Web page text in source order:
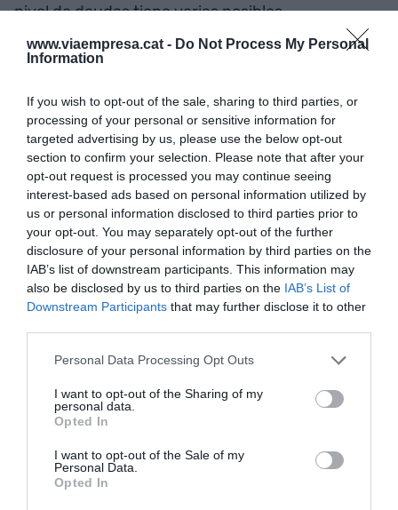
www.viaempresa.cat - Do Not Process My Personal
Information
If you wish to opt-out of the sale, sharing to third parties, or
processing of your personal or sensitive information for
targeted advertising by us, please use the below opt-out
section to confirm your selection. Please note that after your
opt-out request is processed you may continue seeing
interest-based ads based on personal information utilized by
us or personal information disclosed to third parties prior to
your opt-out. You may separately opt-out of the further
disclosure of your personal information by third parties on the
IAB’s list of downstream participants. This information may
also be disclosed by us to third parties on the IAB’s List of
Downstream Participants that may further disclose it to other
Personal Data Processing Opt Outs
I want to opt-out of the Sharing of my
personal data.
Opted In
I want to opt-out of the Sale of my
Personal Data.
Opted In
nivel de deudas tiene varias posibles
explicaciones entre las que el estudio destaca la
menor aversión al riesgo de las mujeres, que las
múltiples que tiene cualquier decisión y que los
consejos con más mujeres evalúan de manera
más integral el impacto de las decisiones en todas
las partes interesadas. En el estudio de Erola
Palau, también se concluye que a medida que
aumenta el peso de las mujeres en los consejos,
aumenta la rentabilidad. De todas maneras, la
diferencia no es muy relevante, comparada con
los estudios hechos en el mundo anglosajón
En resumen, la presencia femenina en los
consejos está aumentando pero sigue siendo
muy baja. Teniendo en cuenta el objetivo de
justicia social y también los intereses económicos
de las empresas, hay que seguir trabajando para